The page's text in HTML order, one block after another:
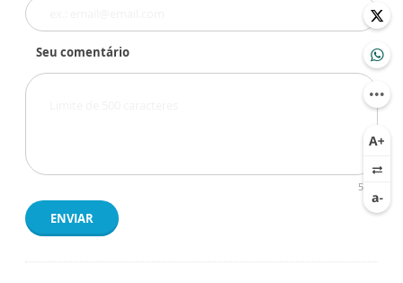
Seu comentário
500
ENVIAR